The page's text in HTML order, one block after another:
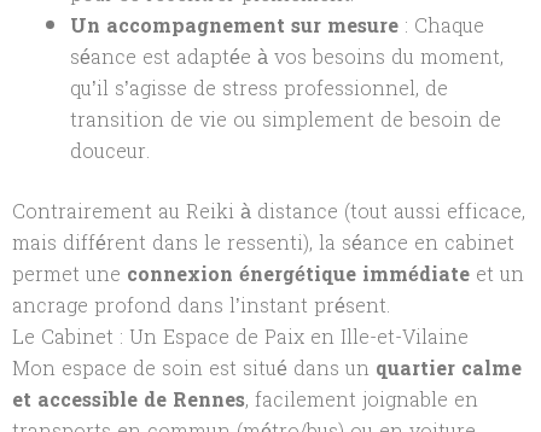
Un accompagnement sur mesure : Chaque
séance est adaptée à vos besoins du moment,
qu’il s’agisse de stress professionnel, de
transition de vie ou simplement de besoin de
douceur.
Contrairement au Reiki à distance (tout aussi efficace,
mais différent dans le ressenti), la séance en cabinet
permet une connexion énergétique immédiate et un
ancrage profond dans l’instant présent.
Le Cabinet : Un Espace de Paix en Ille-et-Vilaine
Mon espace de soin est situé dans un quartier calme
et accessible de Rennes, facilement joignable en